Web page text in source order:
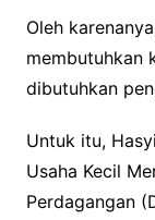
Oleh
membutuhkan
dibutuhkan
Untuk itu,
Usaha Kecil
Perdagangan